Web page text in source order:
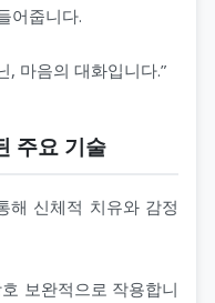
어줍니다.
, 마음의 대화입니다.”
주요 기술
해 신체적 치유와 감정
보완적으로 작용합니